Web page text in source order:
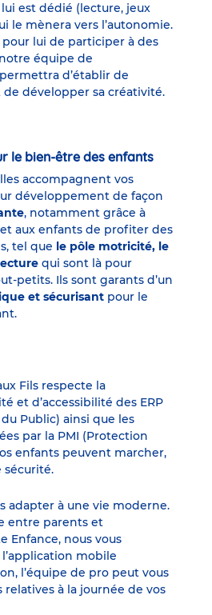
est dédié (lecture, jeux
le mènera vers l’autonomie.
lui de participer à des
équipe de
d’établir de
de développer sa créativité.
le bien-être des enfants
accompagnent vos
développement de façon
, notamment grâce à
aux enfants de profiter des
tel que le pôle motricité, le
qui sont là pour
petits. Ils sont garants d’un
et sécurisant pour le
Fils respecte la
et d’accessibilité des ERP
Public) ainsi que les
par la PMI (Protection
enfants peuvent marcher,
adapter à une vie moderne.
entre parents et
Enfance, nous vous
mobile
l’équipe de pro peut vous
à la journée de vos